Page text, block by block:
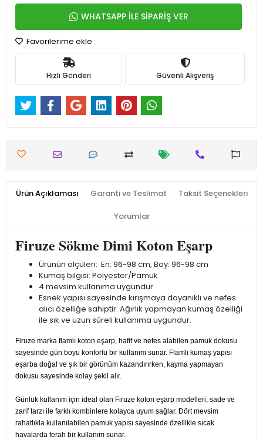
WHATSAPP İLE SİPARİŞ VER
Favorilerime ekle
Hızlı Gönderi Güvenli Alışveriş
Ürün Açıklaması Garanti ve Teslimat Taksit Seçenekleri
Yorumlar
Firuze Sökme Dimi Koton Eşarp
Ürünün ölçüleri: En: 96-98 cm, Boy: 96-98 cm
Kumaş bilgisi: Polyester/Pamuk
4 mevsim kullanıma uygundur
Esnek yapısı sayesinde kırışmaya dayanıklı ve nefes
alıcı özelliğe sahiptir. Ağırlık yapmayan kumaş özelliği
ile sık ve uzun süreli kullanıma uygundur.
Firuze marka flamlı koton eşarp, hafif ve nefes alabilen pamuk dokusu
sayesinde gün boyu konforlu bir kullanım sunar. Flamlı kumaş yapısı
eşarba doğal ve şık bir görünüm kazandırırken, kayma yapmayan
dokusu sayesinde kolay şekil alır.
Günlük kullanım için ideal olan Firuze koton eşarp modelleri, sade ve
zarif tarzı ile farklı kombinlere kolayca uyum sağlar. Dört mevsim
rahatlıkla kullanılabilen pamuk yapısı sayesinde özellikle sıcak
havalarda ferah bir kullanım sunar.